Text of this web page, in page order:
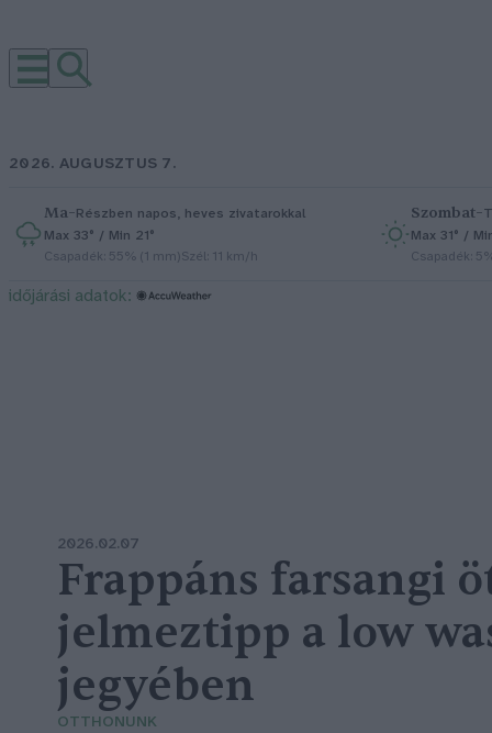
2026. AUGUSZTUS 7.
Ma–Részben napos, heves zivatarokkal
Max 33° / Min 21°
Csapadék: 55% (1 mm)Szél: 11 km/h
Szombat–
Max 31° /
Csapadék:
időjárási adatok:
2026.02.07
Frappáns farsangi
jelmeztipp a low
jegyében
OTTHONUNK